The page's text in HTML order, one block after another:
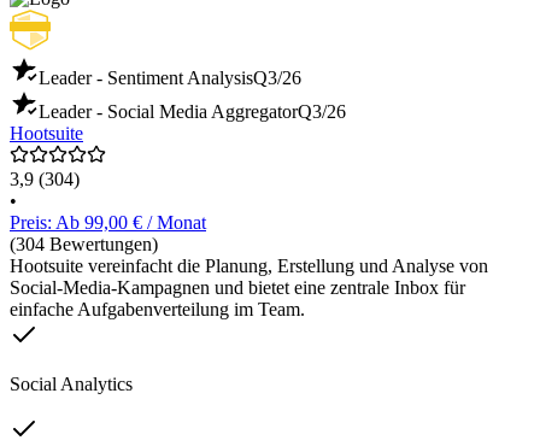
Leader - Sentiment AnalysisQ3/26
Leader - Social Media AggregatorQ3/26
Hootsuite
3,9 (304)
•
Preis: Ab 99,00 € / Monat
(304 Bewertungen)
Hootsuite vereinfacht die Planung, Erstellung und Analyse von
Social-Media-Kampagnen und bietet eine zentrale Inbox für
einfache Aufgabenverteilung im Team.
Social Analytics